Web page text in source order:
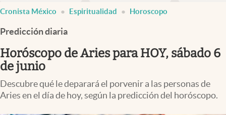
Pc y celular
Vida y estilo
Cronista México Espiritualidad Horoscopo
Predicción diaria
Horóscopo de Aries para HOY, sábado 6
de junio
Descubre qué le deparará el porvenir a las personas de
Aries en el día de hoy, según la predicción del horóscopo.